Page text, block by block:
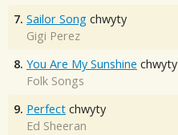
7. Sailor Song chwyty
Gigi Perez
8. You Are My Sunshine chwyty
Folk Songs
9. Perfect chwyty
Ed Sheeran